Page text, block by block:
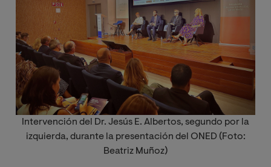
Intervención del Dr. Jesús E. Albertos, segundo por la
izquierda, durante la presentación del ONED (Foto:
Beatriz Muñoz)